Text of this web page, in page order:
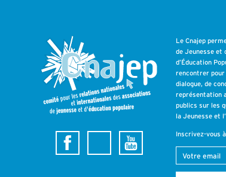
Le Cnajep
de Jeunesse et
d’Éducation
rencontrer pour
dialogue, de
représentation
publics sur les
la Jeunesse et
Inscrivez-vous